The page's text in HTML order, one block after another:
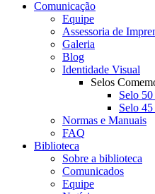
Comunicação
Equipe
Assessoria de
Galeria
Blog
Identidade Visual
Selos
Selo 50
Selo 45
Normas e Manuais
FAQ
Biblioteca
Sobre a biblioteca
Comunicados
Equipe